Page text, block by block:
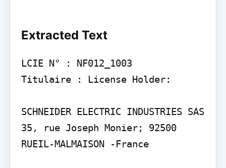
Extracted Text
LCIE N° : NF012_1003
Titulaire : License Holder:
SCHNEIDER ELECTRIC INDUSTRIES SAS
35, rue Joseph Monier; 92500
RUEIL-MALMAISON -France